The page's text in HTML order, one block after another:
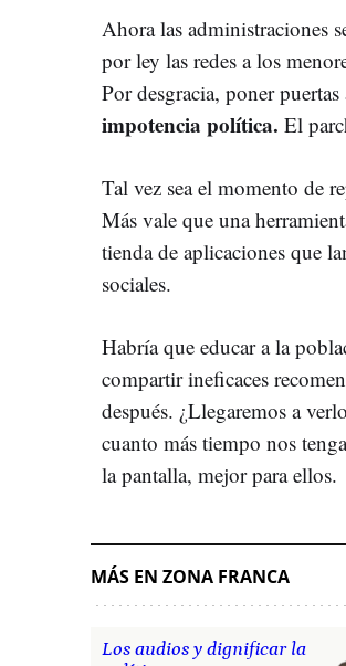
Ahora las administraciones
por ley las redes a los
Por desgracia, poner
impotencia política. El
Tal vez sea el momento de
Más vale que una
tienda de aplicaciones que
sociales.
Habría que educar a la
compartir ineficaces
después. ¿Llegaremos a
cuanto más tiempo nos
la pantalla, mejor para ellos.
MÁS EN ZONA FRANCA
Los audios y dignificar la